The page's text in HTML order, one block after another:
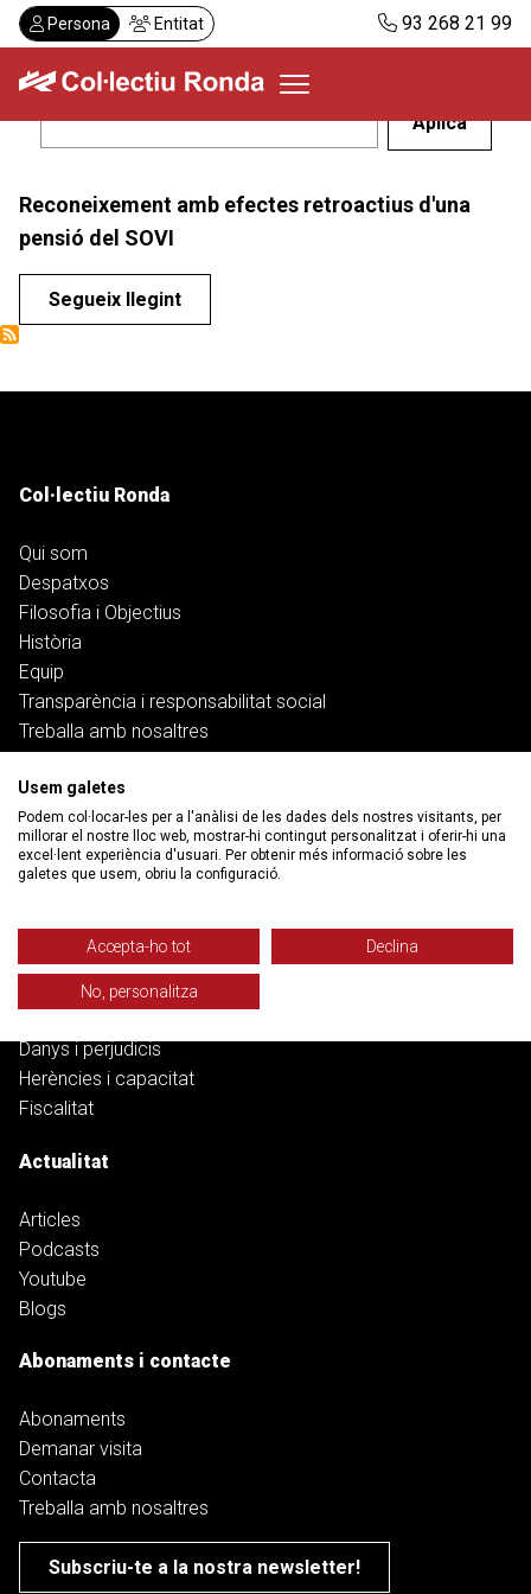
Vés
al
contingut
Persona Entitat 93 268 21 99
Serveis
Actualitat
Despatxos
Demanar visita
Reconeixement amb efectes retroactius d'una
pensió del SOVI
Segueix llegint
Col·lectiu Ronda
Qui som
Despatxos
Filosofia i Objectius
Història
Equip
Transparència i responsabilitat social
Treballa amb nosaltres
Serveis
Treball
Salut i pensions
Banca, deute i ciberfraus
Família
Funció pública
Danys i perjudicis
Herències i capacitat
Fiscalitat
Actualitat
Articles
Podcasts
Youtube
Blogs
Abonaments i contacte
Abonaments
Demanar visita
Contacta
Treballa amb nosaltres
Subscriu-te a la nostra newsletter!
Usem galetes
Podem col·locar-les per a l'anàlisi de les dades dels nostres visitants, per
millorar el nostre lloc web, mostrar-hi contingut personalitzat i oferir-hi una
excel·lent experiència d'usuari. Per obtenir més informació sobre les
galetes que usem, obriu la configuració.
Accepta-ho tot Declina
No, personalitza